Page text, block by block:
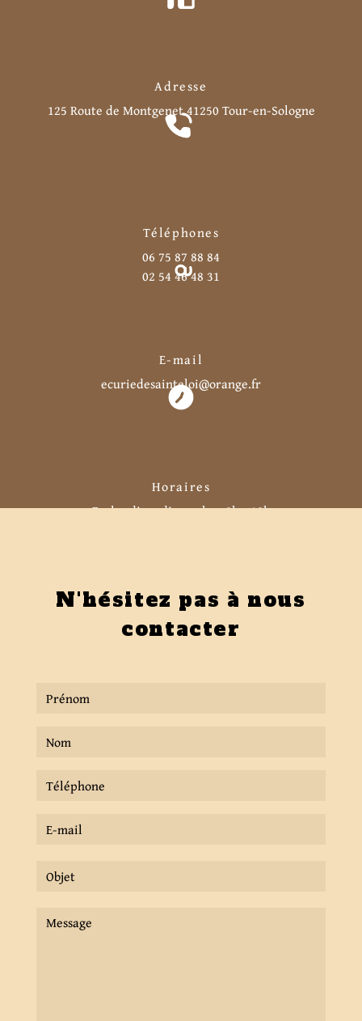
Adresse
125 Route de Montgenet41250 Tour-en-Sologne
Téléphones
06 75 87 88 84
02 54 46 48 31
E-mail
ecuriedesainteloi@orange.fr
Horaires
Du lundi au dimanche : 8h - 18h
N'hésitez pas à nous
contacter